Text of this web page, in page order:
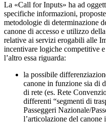
La «Call for Inputs» ha ad
specifiche informazioni,
metodologie di determinazione
canone di accesso e utilizzo
relative ai servizi erogabili alle
incentivare logiche competitive
l’altro essa riguarda:
la possibile
canone in funzione sia di
di rete (es. Rete
differenti “segmenti di
Passeggeri Nazionale/
l’articolazione del